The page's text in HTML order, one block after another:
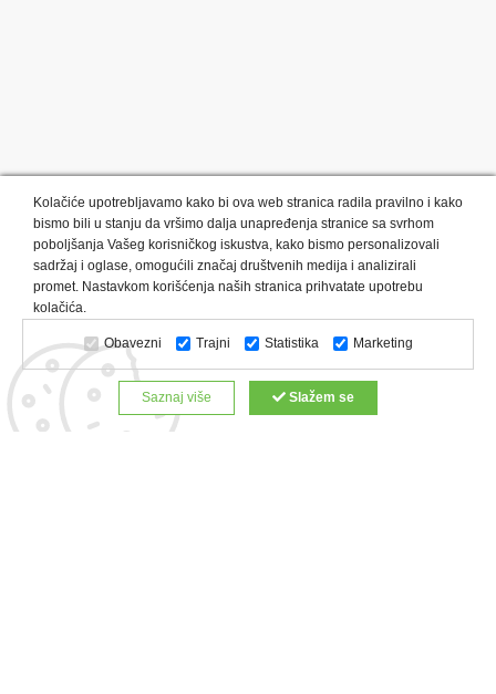
Kategorije proizvoda: Olovke i markeri
Privesci i trakice
Upaljači
USB Tehnologija Tekstil
Kačketi i kape
Notesi i rokovnici
Kancelarija Satovi
Kišobrani
Torbe i putovanja
Kuhinjski setovi
Alati i oprema
Relaksacija, lepota i zdravlje
Kalendari
Custom proizvodi
Digitalna štampa
Kolačiće upotrebljavamo kako bi ova web stranica radila pravilno i kako
bismo bili u stanju da vršimo dalja unapređenja stranice sa svrhom
poboljšanja Vašeg korisničkog iskustva, kako bismo personalizovali
sadržaj i oglase, omogućili značaj društvenih medija i analizirali
promet. Nastavkom korišćenja naših stranica prihvatate upotrebu
kolačića.
Obavezni Trajni Statistika Marketing
Saznaj više Slažem se